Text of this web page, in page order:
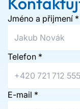
Jméno a přijmení *
Telefon *
E-mail *